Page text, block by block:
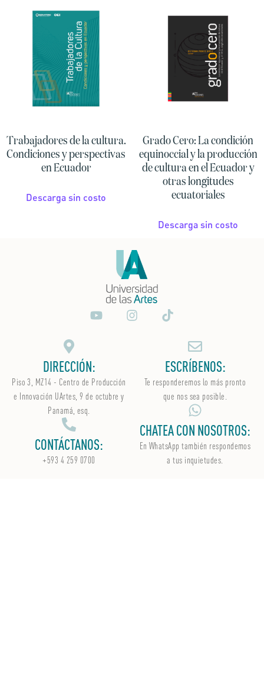
Trabajadores de la cultura.
Condiciones y perspectivas
en Ecuador
Descarga sin costo
Grado Cero: La condición
equinoccial y la producción
de cultura en el Ecuador y
otras longitudes
ecuatoriales
Descarga sin costo
DIRECCIÓN:
Piso 3, MZ14 - Centro de Producción
e Innovación UArtes, 9 de octubre y
Panamá, esq.
CONTÁCTANOS:
+593 4 259 0700
ESCRÍBENOS:
Te responderemos lo más pronto
que nos sea posible.
CHATEA CON NOSOTROS:
En WhatsApptambién respondemos
a tus inquietudes.